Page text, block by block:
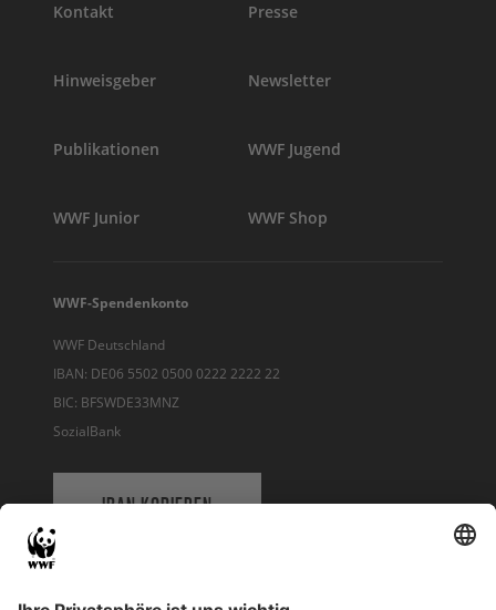
Kontakt Presse
Hinweisgeber Newsletter
Publikationen WWF Jugend
WWF Junior WWF Shop
WWF-Spendenkonto
WWF Deutschland
IBAN: DE06 5502 0500 0222 2222 22
BIC: BFSWDE33MNZ
SozialBank
IBAN KOPIEREN